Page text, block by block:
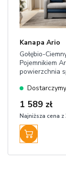
Kanapa Ario
Gołębio-
Pojemnikiem
powierzchnia
1 589 zł
Najniższa cena z